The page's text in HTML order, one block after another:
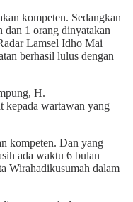
kompeten. Sedangkan
dan 1 orang dinyatakan
Lamsel Idho Mai
berhasil lulus dengan
H.
kepada wartawan yang
kompeten. Dan yang
ada waktu 6 bulan
Wirahadikusumah dalam